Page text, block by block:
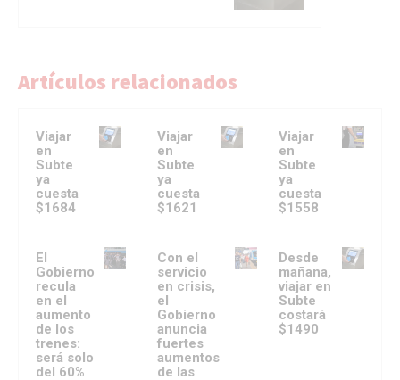
Artículos relacionados
Viajar
en
Subte
ya
cuesta
$1684
Viajar
en
Subte
ya
cuesta
$1621
Viajar
en
Subte
ya
cuesta
$1558
El
Gobierno
recula
en el
aumento
de los
trenes:
será solo
del 60%
Con el
servicio
en crisis,
el
Gobierno
anuncia
fuertes
aumentos
de las
Desde
mañana,
viajar en
Subte
costará
$1490